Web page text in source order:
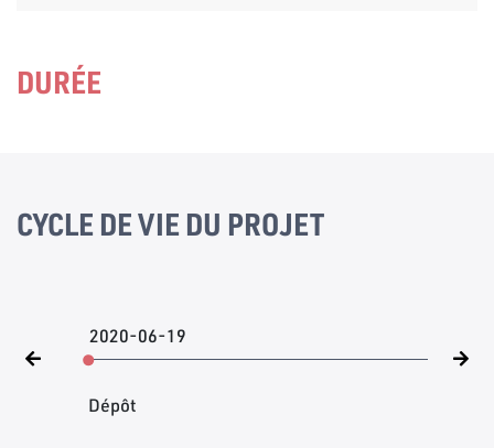
DURÉE
CYCLE DE VIE DU PROJET
2020-06-19
Dépôt